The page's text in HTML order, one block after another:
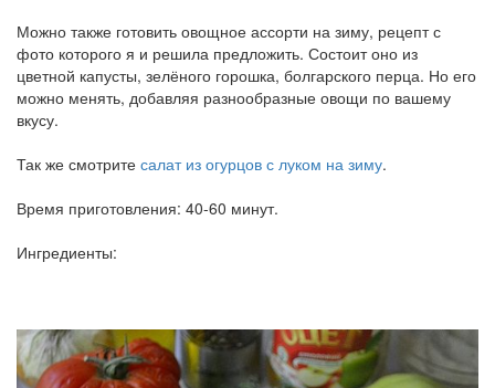
Можно также готовить овощное ассорти на зиму, рецепт с
фото которого я и решила предложить. Состоит оно из
цветной капусты, зелёного горошка, болгарского перца. Но его
можно менять, добавляя разнообразные овощи по вашему
вкусу.
Так же смотрите салат из огурцов с луком на зиму.
Время приготовления: 40-60 минут.
Ингредиенты: